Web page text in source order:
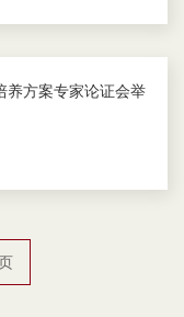
养方案专家论证会举